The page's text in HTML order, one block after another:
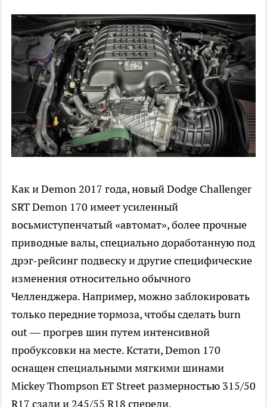
Как и Demon 2017 года, новый Dodge Challenger
SRT Demon 170 имеет усиленный
восьмиступенчатый «автомат», более прочные
приводные валы, специально доработанную под
дрэг-рейсинг подвеску и другие специфические
изменения относительно обычного
Челленджера. Например, можно заблокировать
только передние тормоза, чтобы сделать burn
out — прогрев шин путем интенсивной
пробуксовки на месте. Кстати, Demon 170
оснащен специальными мягкими шинами
Mickey Thompson ET Street размерностью 315/50
R17 сзади и 245/55 R18 спереди.